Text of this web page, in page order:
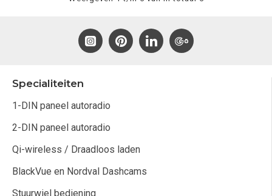
Specialiteiten
1-DIN paneel autoradio
2-DIN paneel autoradio
Qi-wireless / Draadloos laden
BlackVue en Nordval Dashcams
Stuurwiel bediening